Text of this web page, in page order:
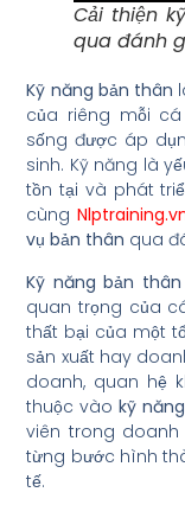
Cải thiện
qua đánh
Kỹ năng bản thân
của riêng mỗi
sống được áp
sinh. Kỹ năng là
tồn tại và phát
cùng
vụ bản thân qua
Kỹ năng bản thân
quan trọng của
thất bại của một
sản xuất hay
doanh, quan hệ
thuộc vàokỹ
viên trong
từng bước hình
tế.